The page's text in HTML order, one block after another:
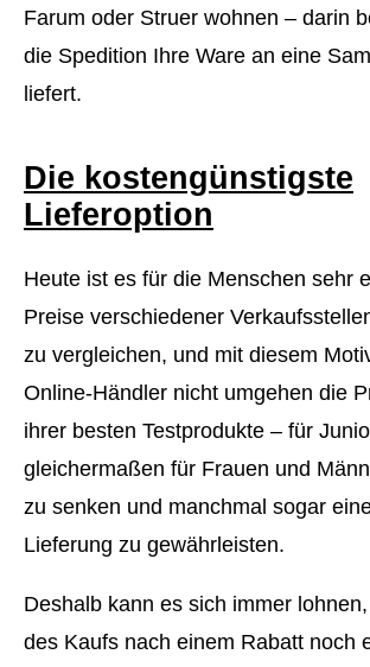
Farum oder Struer wohnen – darin
die Spedition Ihre Ware an eine
liefert.
Die kostengünstigste
Lieferoption
Heute ist es für die Menschen sehr
Preise verschiedener
zu vergleichen, und mit diesem
Online-Händler nicht umgehen die
ihrer besten Testprodukte – für
gleichermaßen für Frauen und
zu senken und manchmal sogar
Lieferung zu gewährleisten.
Deshalb kann es sich immer
des Kaufs nach einem Rabatt noch